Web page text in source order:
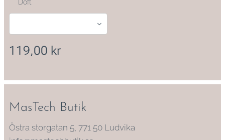
Doft
119,00 kr
MasTech Butik
Östra storgatan 5, 771 50 Ludvika